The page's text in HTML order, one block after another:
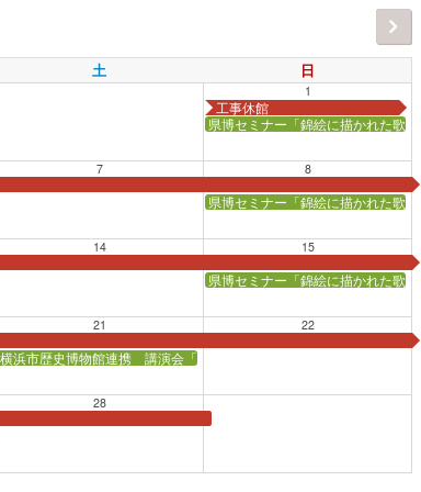
土 日
1
工事休館
県博セミナー「錦絵に描かれた歌
7 8
県博セミナー「錦絵に描かれた歌
14 15
県博セミナー「錦絵に描かれた歌
21
横浜市歴史博物館連携 講演会「横浜の仏像を知る！ ―身近なみほ
22
」【会場：かながわ県民センター会議室】
28